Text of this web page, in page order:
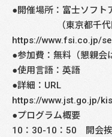
●開催場所：富士ソフ
（東京都千代田区
https://www.fsi.co.jp/
●参加費：無料（懇親会
●使用言語：英語
●詳細：URL
https://www.jst.go.jp/
●プログラム概要
10：30-10：50 開会